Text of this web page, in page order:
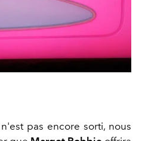
n'est pas encore sorti, nous